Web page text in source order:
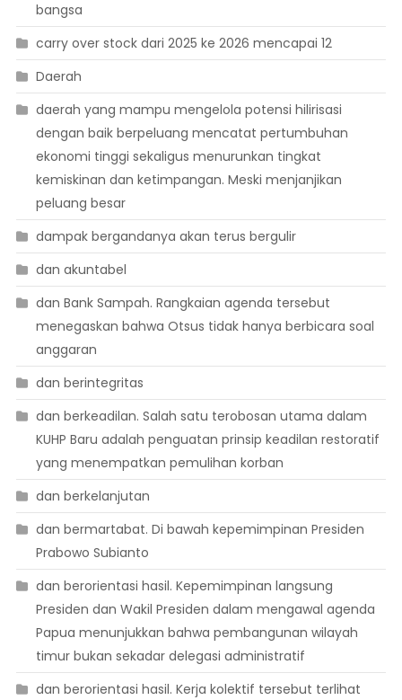
bangsa
carry over stock dari 2025 ke 2026 mencapai 12
Daerah
daerah yang mampu mengelola potensi hilirisasi
dengan baik berpeluang mencatat pertumbuhan
ekonomi tinggi sekaligus menurunkan tingkat
kemiskinan dan ketimpangan. Meski menjanjikan
peluang besar
dampak bergandanya akan terus bergulir
dan akuntabel
dan Bank Sampah. Rangkaian agenda tersebut
menegaskan bahwa Otsus tidak hanya berbicara soal
anggaran
dan berintegritas
dan berkeadilan. Salah satu terobosan utama dalam
KUHP Baru adalah penguatan prinsip keadilan restoratif
yang menempatkan pemulihan korban
dan berkelanjutan
dan bermartabat. Di bawah kepemimpinan Presiden
Prabowo Subianto
dan berorientasi hasil. Kepemimpinan langsung
Presiden dan Wakil Presiden dalam mengawal agenda
Papua menunjukkan bahwa pembangunan wilayah
timur bukan sekadar delegasi administratif
dan berorientasi hasil. Kerja kolektif tersebut terlihat